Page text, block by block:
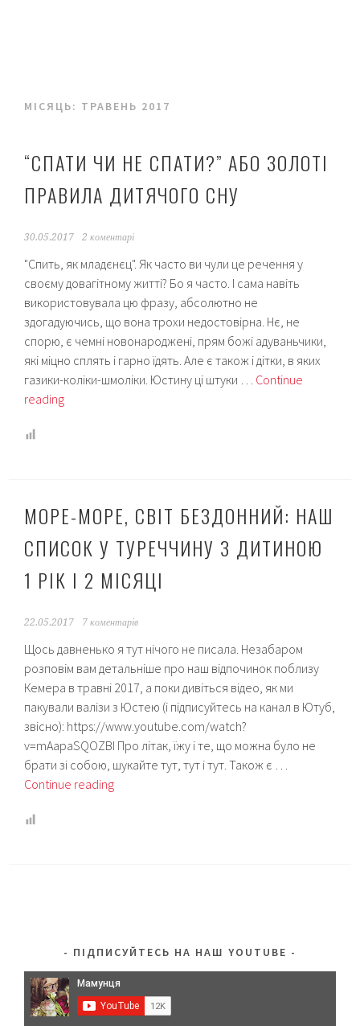
МІСЯЦЬ: ТРАВЕНЬ 2017
“СПАТИ ЧИ НЕ СПАТИ?” АБО ЗОЛОТІ
ПРАВИЛА ДИТЯЧОГО СНУ
30.05.2017 2 коментарі
​"Спить, як младєнєц". Як часто ви чули це речення у
своєму довагітному житті? Бо я часто. І сама навіть
використовувала цю фразу, абсолютно не
здогадуючись, що вона трохи недостовірна. Нє, не
спорю, є чемні новонароджені, прям божі адуваньчики,
які міцно сплять і гарно їдять. Але є також і дітки, в яких
газики-коліки-шмоліки. Юстину ці штуки … Continue
reading“Спати
правила
сну
МОРЕ-МОРЕ, СВІТ БЕЗДОННИЙ: НАШ
СПИСОК У ТУРЕЧЧИНУ З ДИТИНОЮ
1 РІК І 2 МІСЯЦІ
22.05.2017 7 коментарів
Щось давненько я тут нічого не писала. Незабаром
розповім вам детальніше про наш відпочинок поблизу
Кемера в травні 2017, а поки дивіться відео, як ми
пакували валізи з Юстею (і підписуйтесь на канал в Ютуб,
звісно): https://www.youtube.com/watch?
v=mAapaSQOZBI Про літак, їжу і те, що можна було не
брати зі собою, шукайте тут, тут і тут. Також є …
Continue readingМоре-
дитиною
1
рік
і
ПІДПИСУЙТЕСЬ НА НАШ YOUTUBE